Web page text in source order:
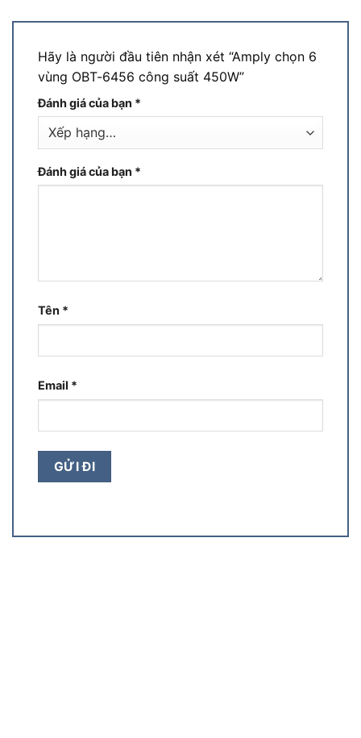
Hãy là người đầu tiên nhận xét “Amply chọn 6
vùng OBT-6456 công suất 450W”
Đánh giá của bạn *
Đánh giá của bạn *
Tên *
Email *